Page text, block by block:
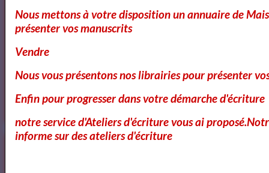
Cours et Ateliers de Cinema
Nous mettons à votre disposition un annuaire de
présenter vos manuscrits
Vendre
Nous vous présentons nos librairies pour présenter
Enfin pour progresser dans votre démarche d'écriture
notre service d'Ateliers d'écriture vous ai
informe sur des ateliers d'écriture